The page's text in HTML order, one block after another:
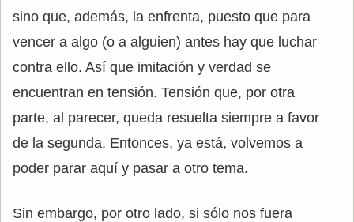
sino que, además, la enfrenta, puesto que para
vencer a algo (o a alguien) antes hay que luchar
contra ello. Así que imitación y verdad se
encuentran en tensión. Tensión que, por otra
parte, al parecer, queda resuelta siempre a favor
de la segunda. Entonces, ya está, volvemos a
poder parar aquí y pasar a otro tema.
Sin embargo, por otro lado, si sólo nos fuera